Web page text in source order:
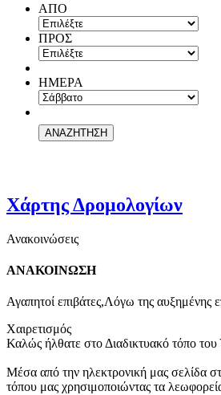
ΑΠΟ
ΠΡΟΣ
ΗΜΕΡΑ
Χάρτης Δρομολογίων
Ανακοινώσεις
ΑΝΑΚΟΙΝΩΣΗ
Αγαπητοί επιβάτες,Λόγω της αυξημένης
Χαιρετισμός
Καλώς ήλθατε στο Διαδικτυακό τόπο
Μέσα από την ηλεκτρονική μας σελίδα
τόπου μας χρησιμοποιώντας τα